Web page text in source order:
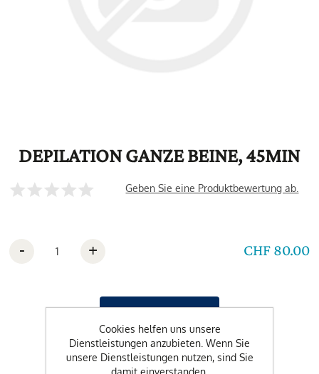
DEPILATION GANZE BEINE, 45MIN
Geben Sie eine Produktbewertung ab.
CHF 80.00
- +
Cookies helfen uns unsere
Dienstleistungen anzubieten. Wenn Sie
unsere Dienstleistungen nutzen, sind Sie
damit einverstanden.